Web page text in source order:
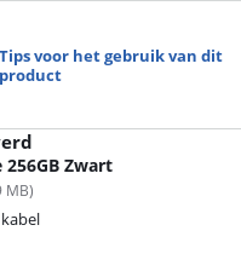
Tips voor het gebruik van dit
product
Zwart
MB)